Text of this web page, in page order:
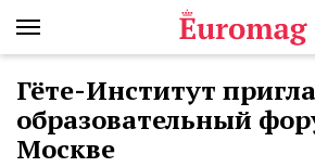
Гёте-Институт
образовательный
Москве